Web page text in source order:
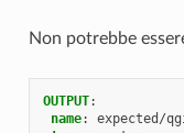
Non potrebbe
OUTPUT:
name:
expected/